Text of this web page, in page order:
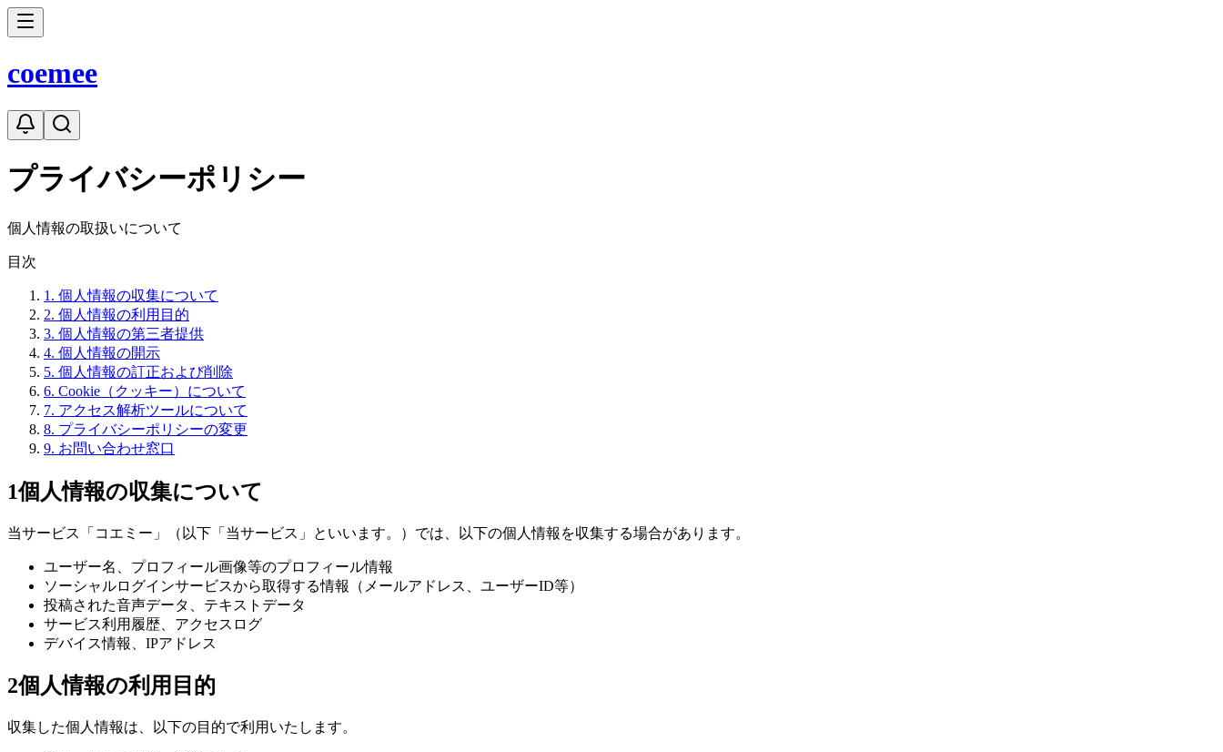
coemee
プライバシーポリシー
個人情報の取扱いについて
目次
1 . 個人情報の収集について
2. 個人情報の利用目的
3. 個人情報の第三者提供
4. 個人情報の開示
5. 個人情報の訂正および削除
6. Cookie（クッキー）について
7. アクセス解析ツールについて
8. プライバシーポリシーの変更
9. お問い合わせ窓口
1個人情報の収集について
当サービス「コエミー」（以下「当サービス」といいます。）では、以下の個人情報を収集する場合があります。
ユーザー名、プロフィール画像等のプロフィール情報
ソーシャルログインサービスから取得する情報（メールアドレス、ユーザーID等）
投稿された音声データ、テキストデータ
サービス利用履歴、アクセスログ
デバイス情報、IPアドレス
2個人情報の利用目的
収集した個人情報は、以下の目的で利用いたします。